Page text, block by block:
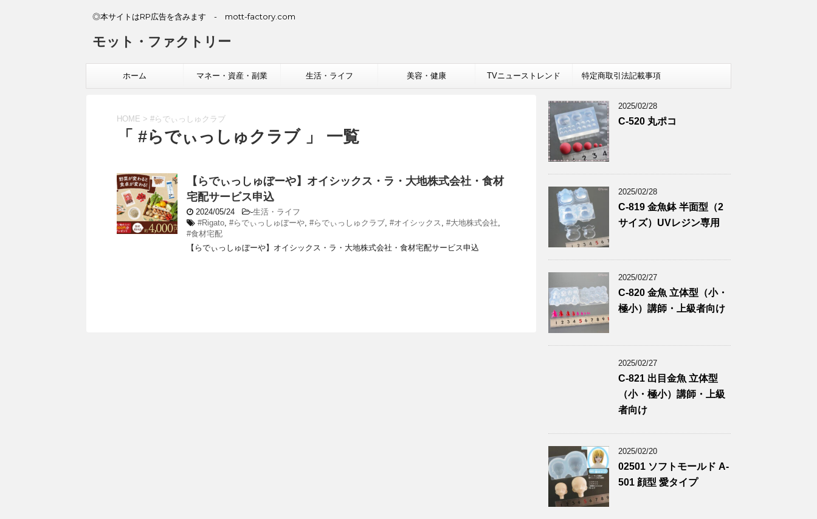
◎本サイトはRP広告を含みます - mott-factory.com
モット・ファクトリー
ホーム マネー・資産・副業 生活・ライフ 美容・健康 TVニューストレンド 特定商取引法記載事項
HOME > #らでぃっしゅクラブ
「 #らでぃっしゅクラブ 」 一覧
【らでぃっしゅぼーや】オイシックス・ラ・大地株式会社・食材
宅配サービス申込
2024/05/24 -生活・ライフ
#Rigato, #らでぃっしゅぼーや, #らでぃっしゅクラブ, #オイシックス , #大地株式会社,
#食材宅配
【らでぃっしゅぼーや】オイシックス・ラ・大地株式会社・食材宅配サービス申込
2025/02/28
C-520 丸ポコ
2025/02/28
C-819 金魚鉢 半面型（2
サイズ）UVレジン専用
2025/02/27
C-820 金魚 立体型（小・
極小）講師・上級者向け
2025/02/27
C-821 出目金魚 立体型
（小・極小）講師・上級
者向け
2025/02/20
02501 ソフトモールド A-
501 顔型 愛タイプ